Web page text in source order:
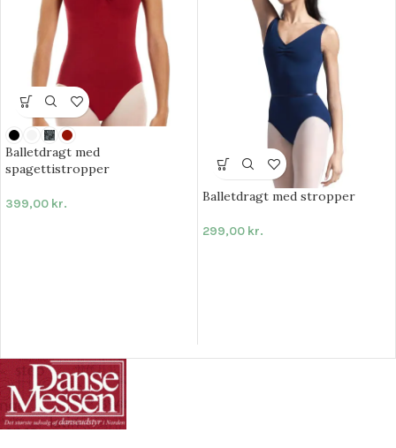
Balletdragt med
spagettistropper
399,00 kr. Balletdragt med stropper
299,00 kr.